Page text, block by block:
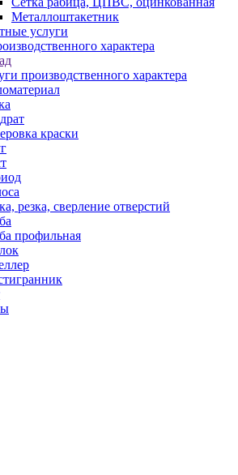
Металлоштакетник
услуги
характера
производственного характера
краски
резка, сверление отверстий
профильная